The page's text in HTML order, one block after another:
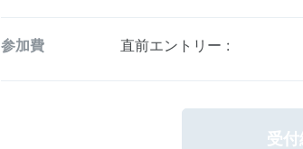
参加費 直前エントリー :
受付